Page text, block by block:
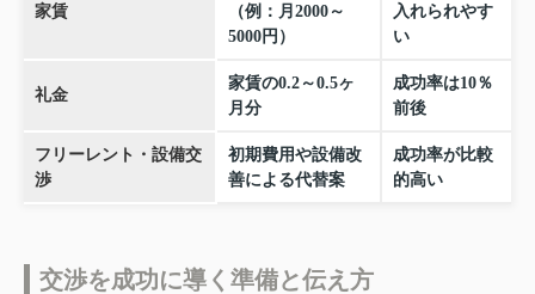
家賃
（例：月2000～
5000円）
入れられやす
い
礼金
家賃の0.2～0.5ヶ
月分
成功率は10％
前後
フリーレント・設備交
渉
初期費用や設備改
善による代替案
成功率が比較
的高い
交渉を成功に導く準備と伝え方